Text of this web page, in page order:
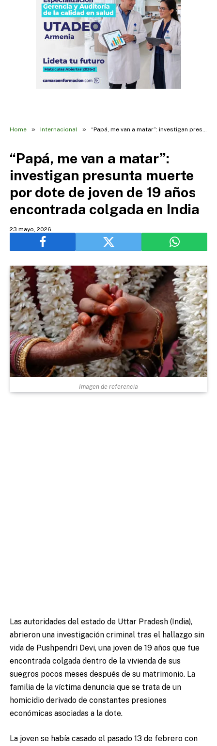
Home » Internacional » “Papá, me van a matar”: investigan presunta muerte por dote de joven de 19 años encontrada colgada en India
“Papá, me van a matar”:
investigan presunta muerte
por dote de joven de 19 años
encontrada colgada en India
23 mayo, 2026
Imagen de referencia
Las autoridades del estado de Uttar Pradesh (India),
abrieron una investigación criminal tras el hallazgo sin
vida de Pushpendri Devi, una joven de 19 años que fue
encontrada colgada dentro de la vivienda de sus
suegros pocos meses después de su matrimonio. La
familia de la víctima denuncia que se trata de un
homicidio derivado de constantes presiones
económicas asociadas a la dote.
La joven se había casado el pasado 13 de febrero con